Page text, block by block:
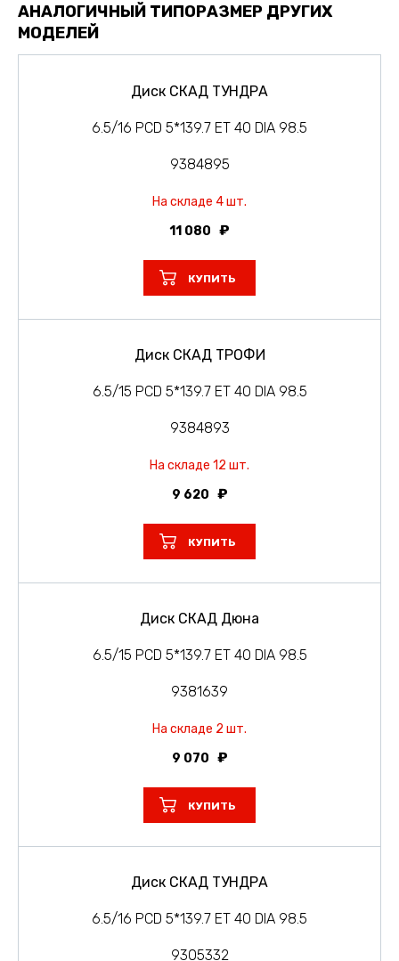
АНАЛОГИЧНЫЙ ТИПОРАЗМЕР ДРУГИХ
МОДЕЛЕЙ
Диск СКАД ТУНДРА
6.5/16 PCD 5*139.7 ET 40 DIA 98.5
9384895
На складе 4 шт.
11 080
КУПИТЬ
Диск СКАД ТРОФИ
6.5/15 PCD 5*139.7 ET 40 DIA 98.5
9384893
На складе 12 шт.
9 620
КУПИТЬ
Диск СКАД Дюна
6.5/15 PCD 5*139.7 ET 40 DIA 98.5
9381639
На складе 2 шт.
9 070
КУПИТЬ
Диск СКАД ТУНДРА
6.5/16 PCD 5*139.7 ET 40 DIA 98.5
9305332